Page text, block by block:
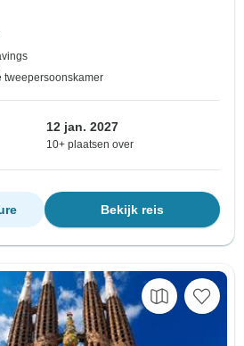
tweepersoonskamer
12 jan. 2027
10+ plaatsen over
Bekijk reis